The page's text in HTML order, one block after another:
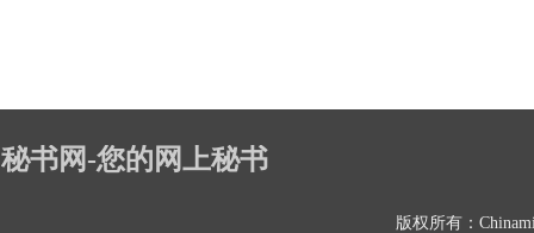
版权所有：
秘书网-您的网上秘书